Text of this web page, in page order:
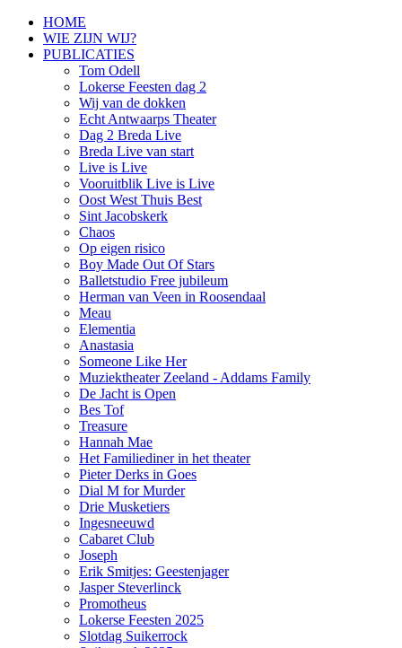
HOME
WIE ZIJN WIJ?
PUBLICATIES
Tom Odell
Lokerse Feesten dag 2
Wij van de dokken
Echt Antwaarps Theater
Dag 2 Breda Live
Breda Live van start
Live is Live
Vooruitblik Live is Live
Oost West Thuis Best
Sint Jacobskerk
Chaos
Op eigen risico
Boy Made Out Of Stars
Balletstudio Free jubileum
Herman van Veen in Roosendaal
Meau
Elementia
Anastasia
Someone Like Her
Muziektheater Zeeland - Addams Family
De Jacht is Open
Bes Tof
Treasure
Hannah Mae
Het Familiediner in het theater
Pieter Derks in Goes
Dial M for Murder
Drie Musketiers
Ingesneeuwd
Cabaret Club
Joseph
Erik Smitjes: Geestenjager
Jasper Steverlinck
Promotheus
Lokerse Feesten 2025
Slotdag Suikerrock